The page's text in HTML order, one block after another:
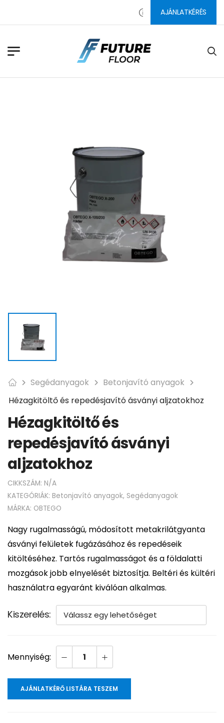
PADLÓAJÁNLATKÉRÉS
Segédanyagok
Betonjavító anyagok
Hézagkitöltő és repedésjavító ásványi aljzatokhoz
Hézagkitöltő és
repedésjavító ásványi
aljzatokhoz
CIKKSZÁM: N/A
KATEGÓRIÁK: Betonjavító anyagok, Segédanyagok
MÁRKA: OBTEGO
Nagy rugalmasságú, módosított metakrilátgyanta
ásványi felületek fugázásához és repedéseik
kitöltéséhez. Tartós rugalmasságot és a földalatti
mozgások jobb elnyelését biztosítja. Beltéri és kültéri
használatra egyaránt kiválóan alkalmas.
Kiszerelés
AJÁNLATKÉRŐ LISTÁRA TESZEM